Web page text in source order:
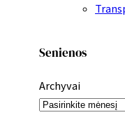
Senienos
Archyvai